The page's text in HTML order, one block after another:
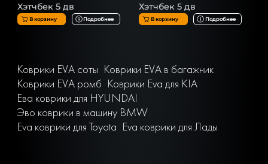
Хэтчбек 5 дв
В корзину Подробнее
Хэтчбек 5 дв
В корзину Подробнее
Коврики EVA соты Коврики EVA в багажник
Коврики EVA ромб Коврики Eva для KIA
Ева коврики для HYUNDAI
Эво коврики в машину BMW
Eva коврики для Toyota Eva коврики для Лады